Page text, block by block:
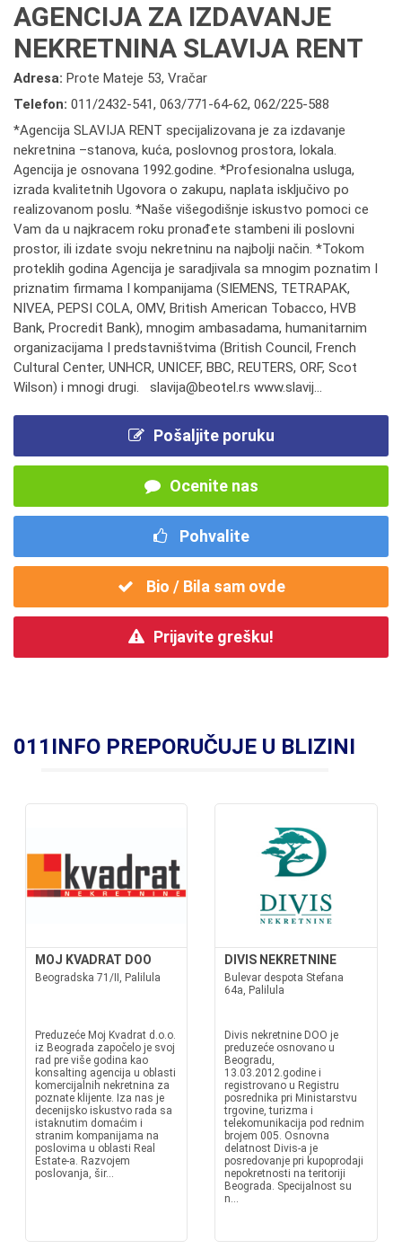
AGENCIJA ZA IZDAVANJE
NEKRETNINA SLAVIJA RENT
Adresa: Prote Mateje 53, Vračar
Telefon: 011/2432-541, 063/771-64-62, 062/225-588
*Agencija SLAVIJA RENT specijalizovana je za izdavanje
nekretnina –stanova, kuća, poslovnog prostora, lokala.
Agencija je osnovana 1992.godine. *Profesionalna usluga,
izrada kvalitetnih Ugovora o zakupu, naplata isključivo po
realizovanom poslu. *Naše višegodišnje iskustvo pomoci ce
Vam da u najkracem roku pronađete stambeni ili poslovni
prostor, ili izdate svoju nekretninu na najbolji način. *Tokom
proteklih godina Agencija je saradjivala sa mnogim poznatim I
priznatim firmama I kompanijama (SIEMENS, TETRAPAK,
NIVEA, PEPSI COLA, OMV, British American Tobacco, HVB
Bank, Procredit Bank), mnogim ambasadama, humanitarnim
organizacijama I predstavništvima (British Council, French
Cultural Center, UNHCR, UNICEF, BBC, REUTERS, ORF, Scot
Wilson) i mnogi drugi. slavija@beotel.rs www.slavij...
Pošaljite poruku
Ocenite nas
Pohvalite
Bio / Bila sam ovde
Prijavite grešku!
011INFO PREPORUČUJE U BLIZINI
MOJ KVADRAT DOO
Beogradska 71/II, Palilula
Preduzeće Moj Kvadrat d.o.o.
iz Beograda započelo je svoj
rad pre više godina kao
konsalting agencija u oblasti
komercijalnih nekretnina za
poznate klijente. Iza nas je
decenijsko iskustvo rada sa
istaknutim domaćim i
stranim kompanijama na
poslovima u oblasti Real
Estate-a. Razvojem
poslovanja, šir...
DIVIS NEKRETNINE
Bulevar despota Stefana
64a, Palilula
Divis nekretnine DOO je
preduzeće osnovano u
Beogradu,
13.03.2012.godine i
registrovano u Registru
posrednika pri Ministarstvu
trgovine, turizma i
telekomunikacija pod rednim
brojem 005. Osnovna
delatnost Divis-a je
posredovanje pri kupoprodaji
nepokretnosti na teritoriji
Beograda. Specijalnost su
n...